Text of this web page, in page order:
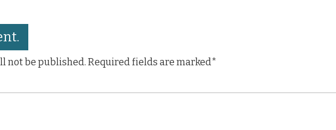
not be published. Required fields are marked*